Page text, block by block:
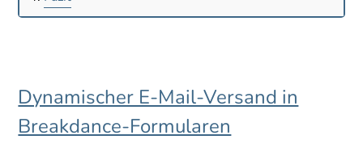
Dynamischer E-Mail-Versand in
Breakdance-Formularen